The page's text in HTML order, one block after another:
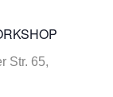
Str. 65,